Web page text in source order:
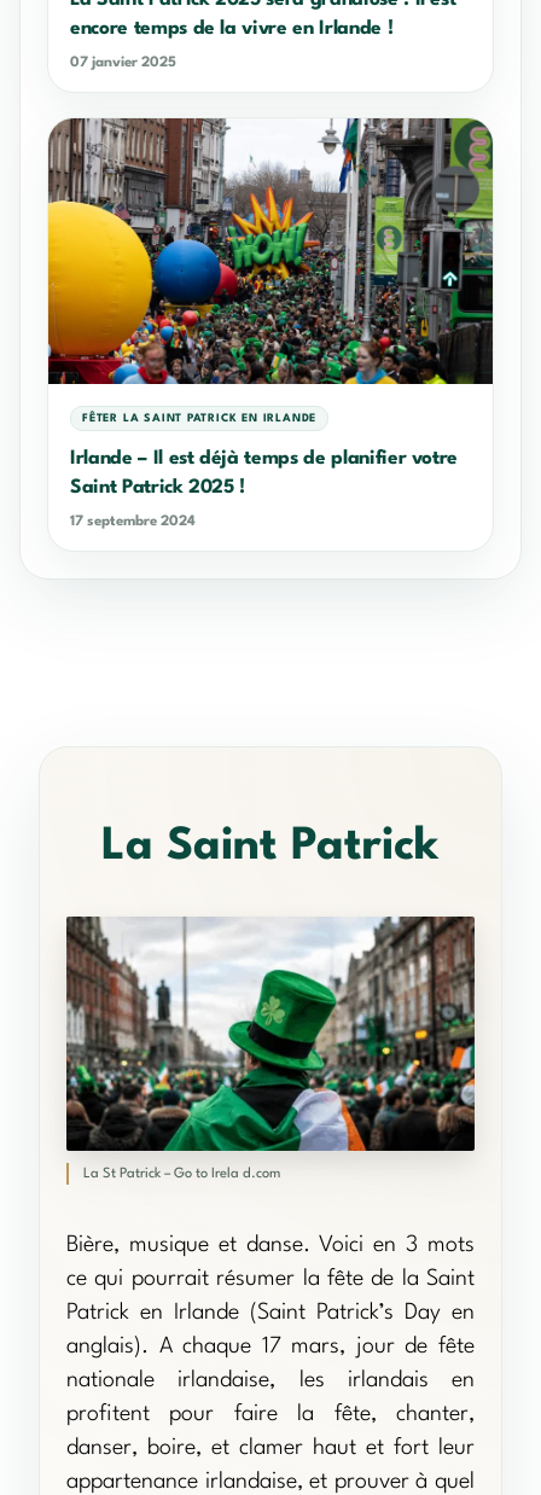
encore temps de la vivre en Irlande !
07 janvier 2025
FÊTER LA SAINT PATRICK EN IRLANDE
Irlande – Il est déjà temps de planifier votre
Saint Patrick 2025 !
17 septembre 2024
La Saint Patrick
La St Patrick – Go to Irela d.com
Bière, musique et danse. Voici en 3 mots
ce qui pourrait résumer la fête de la Saint
Patrick en Irlande (Saint Patrick’s Day en
anglais). A chaque 17 mars, jour de fête
nationale irlandaise, les irlandais en
profitent pour faire la fête, chanter,
danser, boire, et clamer haut et fort leur
appartenance irlandaise, et prouver à quel